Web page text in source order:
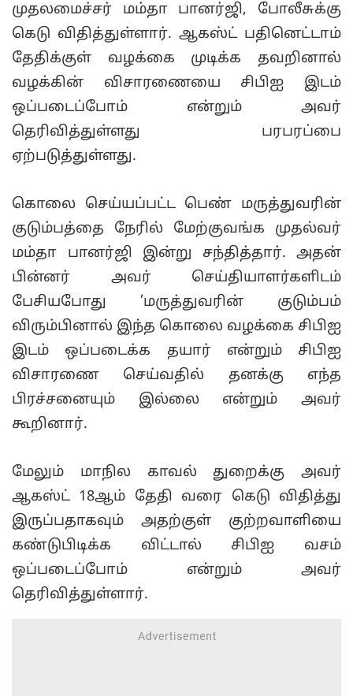
முதலமைச்சர் மம்தா பானர்ஜி, போலீசுக்கு
கெடு விதித்துள்ளார். ஆகஸ்ட் பதினெட்டாம்
தேதிக்குள் வழக்கை முடிக்க தவறினால்
வழக்கின் விசாரணையை சிபிஐ இடம்
ஒப்படைப்போம் என்றும் அவர்
தெரிவித்துள்ளது பரபரப்பை
ஏற்படுத்துள்ளது.
கொலை செய்யப்பட்ட பெண் மருத்துவரின்
குடும்பத்தை நேரில் மேற்குவங்க முதல்வர்
மம்தா பானர்ஜி இன்று சந்தித்தார். அதன்
பின்னர் அவர் செய்தியாளர்களிடம்
பேசியபோது ’மருத்துவரின் குடும்பம்
விரும்பினால் இந்த கொலை வழக்கை சிபிஐ
இடம் ஒப்படைக்க தயார் என்றும் சிபிஐ
விசாரணை செய்வதில் தனக்கு எந்த
பிரச்சனையும் இல்லை என்றும் அவர்
கூறினார்.
மேலும் மாநில காவல் துறைக்கு அவர்
ஆகஸ்ட் 18ஆம் தேதி வரை கெடு விதித்து
இருப்பதாகவும் அதற்குள் குற்றவாளியை
கண்டுபிடிக்க விட்டால் சிபிஐ வசம்
ஒப்படைப்போம் என்றும் அவர்
தெரிவித்துள்ளார்.